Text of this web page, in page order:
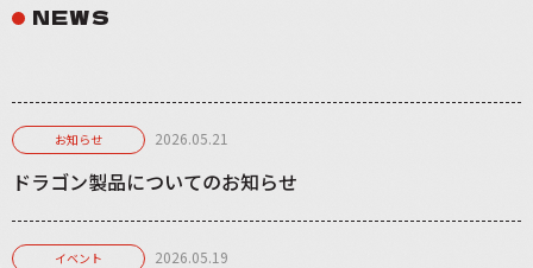
NEWS
お知らせ 2026.05.21
ドラゴン製品についてのお知らせ
イベント 2026.05.19